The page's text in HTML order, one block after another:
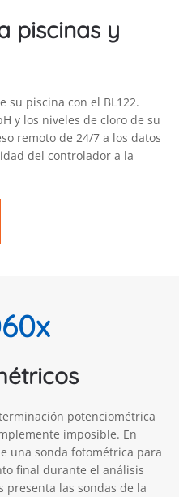
piscinas y
su piscina con el BL122.
y los niveles de cloro de su
remoto de 24/7 a los datos
del controlador a la
potenciométrica
imposible. En
una sonda fotométrica para
final durante el análisis
las sondas de la